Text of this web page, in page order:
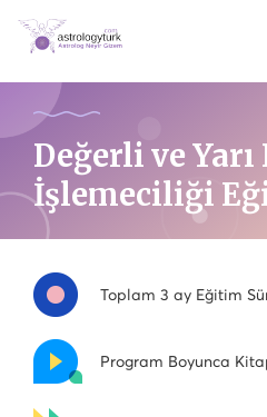
Değerli ve
İşlemeciliği
Toplam 3 ay Eğitim
Program Boyunca